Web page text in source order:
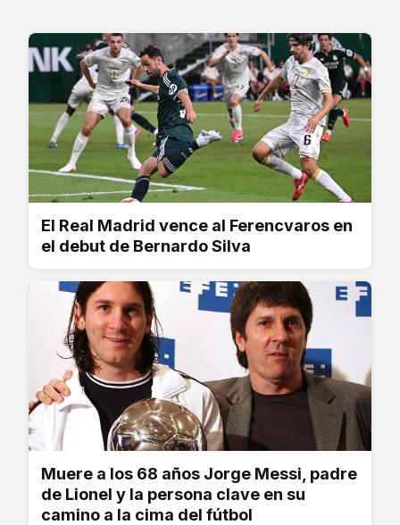
El Real Madrid vence al Ferencvaros en
el debut de Bernardo Silva
Muere a los 68 años Jorge Messi, padre
de Lionel y la persona clave en su
camino a la cima del fútbol